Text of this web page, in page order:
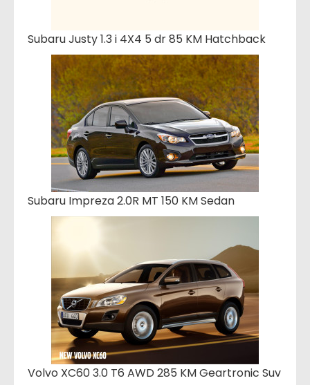
Subaru Justy 1.3 i 4X4 5 dr 85 KM Hatchback
Subaru Impreza 2.0R MT 150 KM Sedan
Volvo XC60 3.0 T6 AWD 285 KM Geartronic Suv